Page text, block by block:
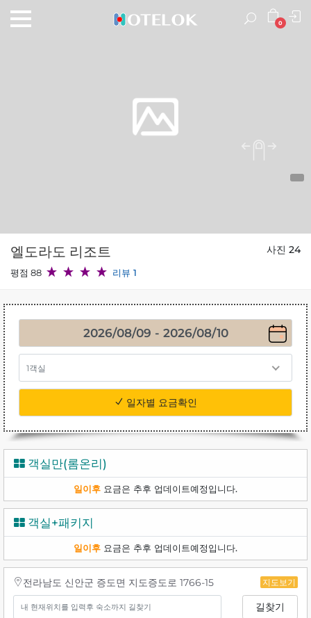
엘도라도 리조트
평점 88 리뷰 1
사진 24
1객실
일자별 요금확인
객실만(롬온리)
일이후 요금은 추후 업데이트예정입니다.
객실+패키지
일이후 요금은 추후 업데이트예정입니다.
전라남도 신안군 증도면 지도증도로 1766-15 지도보기
길찾기
0